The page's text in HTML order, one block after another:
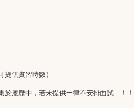
提供實習時數）
於履歷中，若未提供一律不安排面試！！